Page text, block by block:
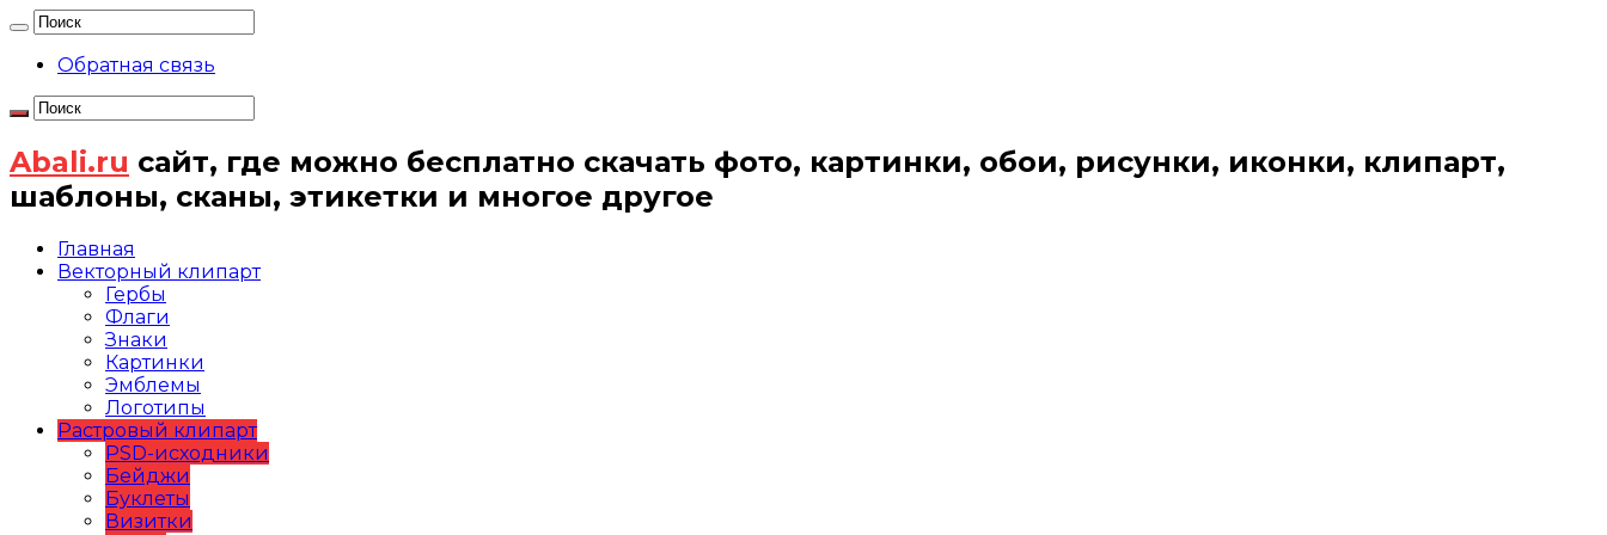
Обратная связь
Abali.ru сайт, где можно бесплатно скачать фото, картинки, обои, рисунки, иконки, клипарт,
шаблоны, сканы, этикетки и многое другое
Главная
Векторный клипарт
Гербы
Флаги
Знаки
Картинки
Эмблемы
Логотипы
Растровый клипарт
PSD-исходники
Бейджи
Буклеты
Визитки